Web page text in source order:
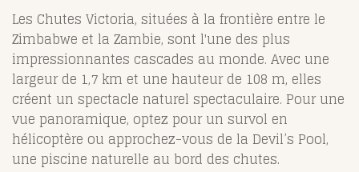
Les Chutes Victoria, situées à la frontière entre le
Zimbabwe et la Zambie, sont l'une des plus
impressionnantes cascades au monde. Avec une
largeur de 1,7 km et une hauteur de 108 m, elles
créent un spectacle naturel spectaculaire. Pour une
vue panoramique, optez pour un survol en
hélicoptère ou approchez-vous de la Devil’s Pool,
une piscine naturelle au bord des chutes.